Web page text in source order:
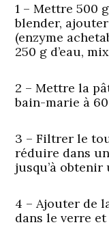
1 – Mettre 500
blender,
(enzyme
250 g d’eau,
2 – Mettre la
bain-marie à
3 – Filtrer le
réduire dans
jusqu’à
4 – Ajouter de
dans le verre